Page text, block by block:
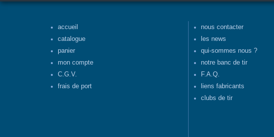
accueil
catalogue
panier
mon compte
C.G.V.
frais de port
nous contacter
les news
qui-sommes nous ?
notre banc de tir
F.A.Q.
liens fabricants
clubs de tir